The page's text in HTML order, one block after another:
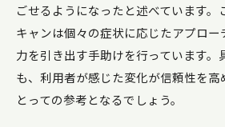
ごせるようになったと述べています。
キャンは個々の症状に応じたアプロ
力を引き出す手助けを行っています。
も、利用者が感じた変化が信頼性を
とっての参考となるでしょう。